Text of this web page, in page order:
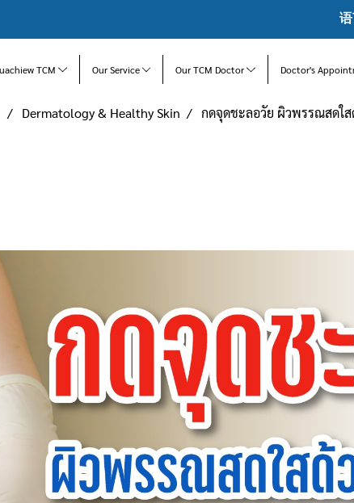
TCM Our Service Our TCM Doctor Doctor's
Dermatology & Healthy Skin กดจุดชะลอวัย ผิวพรรณสดใส